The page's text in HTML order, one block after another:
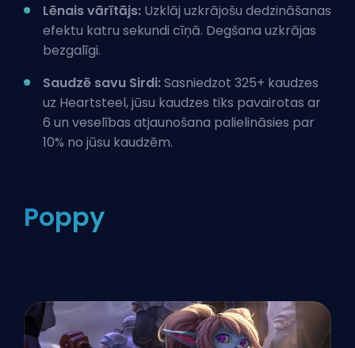
Lēnais vārītājs: Uzklāj uzkrājošu dedzināšanas
efektu katru sekundi cīņā. Degšana uzkrājas
bezgalīgi.
Saudzē savu Sirdi:Sasniedzot 325+ kaudzes
uz Heartsteel, jūsu kaudzes tiks pavairotas ar
6 un veselības atjaunošana palielināsies par
10% no jūsu kaudzēm.
Poppy